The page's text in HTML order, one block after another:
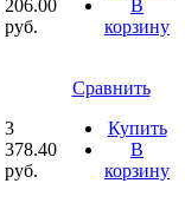
206.00
руб.
В
корзину
3
378.40
руб.
Сравнить
Купить
В
корзину